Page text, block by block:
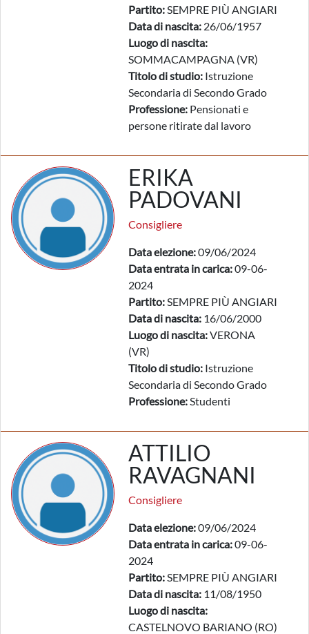
Partito:SEMPRE PIÙ ANGIARI
Data di nascita: 26/06/1957
Luogo di nascita:
SOMMACAMPAGNA (VR)
Titolo di studio: Istruzione
Secondaria di Secondo Grado
Professione: Pensionati e
persone ritirate dal lavoro
ERIKA
PADOVANI
Consigliere
Data elezione:09/06/2024
Data entrata in carica:09-06-
2024
Partito:SEMPRE PIÙ ANGIARI
Data di nascita: 16/06/2000
Luogo di nascita:VERONA
(VR)
Titolo di studio: Istruzione
Secondaria di Secondo Grado
Professione:Studenti
ATTILIO
RAVAGNANI
Consigliere
Data elezione:09/06/2024
Data entrata in carica:09-06-
2024
Partito:SEMPRE PIÙ ANGIARI
Data di nascita: 11/08/1950
Luogo di nascita:
CASTELNOVO BARIANO (RO)